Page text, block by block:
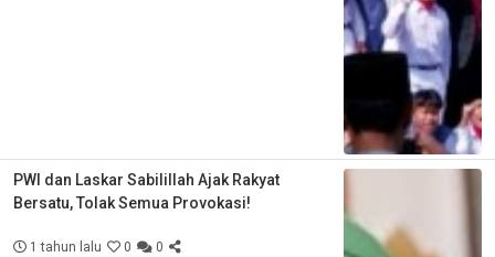
PWI dan Laskar Sabilillah Ajak Rakyat
Bersatu, Tolak Semua Provokasi!
1 tahun lalu 0 0